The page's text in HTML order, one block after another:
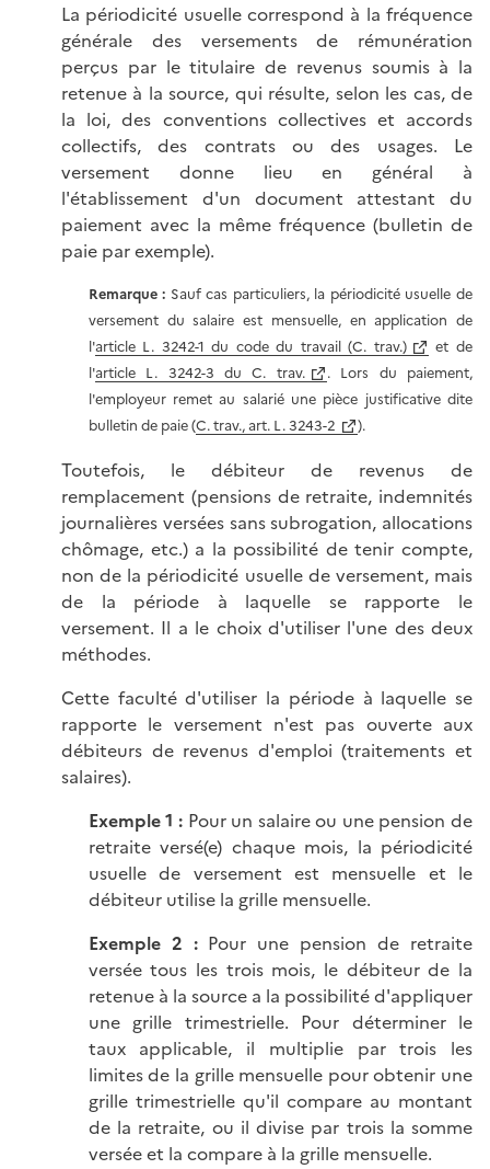
La périodicité usuelle correspond à la fréquence
générale des versements de rémunération
perçus par le titulaire de revenus soumis à la
retenue à la source, qui résulte, selon les cas, de
la loi, des conventions collectives et accords
collectifs, des contrats ou des usages. Le
versement donne lieu en général à
l'établissement d'un document attestant du
paiement avec la même fréquence (bulletin de
paie par exemple).
Remarque : Sauf cas particuliers, la périodicité usuelle de
versement du salaire est mensuelle, en application de
l'article L. 3242-1 du code du travail (C. trav.)
et de
l'article L. 3242-3 du C. trav.
. Lors du paiement,
l'employeur remet au salarié une pièce justificative dite
bulletin de paie (C. trav., art. L. 3243-2 ).
Toutefois, le débiteur de revenus de
remplacement (pensions de retraite, indemnités
journalières versées sans subrogation, allocations
chômage, etc.) a la possibilité de tenir compte,
non de la périodicité usuelle de versement, mais
de la période à laquelle se rapporte le
versement. Il a le choix d'utiliser l'une des deux
méthodes.
Cette faculté d'utiliser la période à laquelle se
rapporte le versement n'est pas ouverte aux
débiteurs de revenus d'emploi (traitements et
salaires).
Exemple 1 : Pour un salaire ou une pension de
retraite versé(e) chaque mois, la périodicité
usuelle de versement est mensuelle et le
débiteur utilise la grille mensuelle.
Exemple 2 : Pour une pension de retraite
versée tous les trois mois, le débiteur de la
retenue à la source a la possibilité d'appliquer
une grille trimestrielle. Pour déterminer le
taux applicable, il multiplie par trois les
limites de la grille mensuelle pour obtenir une
grille trimestrielle qu'il compare au montant
de la retraite, ou il divise par trois la somme
versée et la compare à la grille mensuelle.